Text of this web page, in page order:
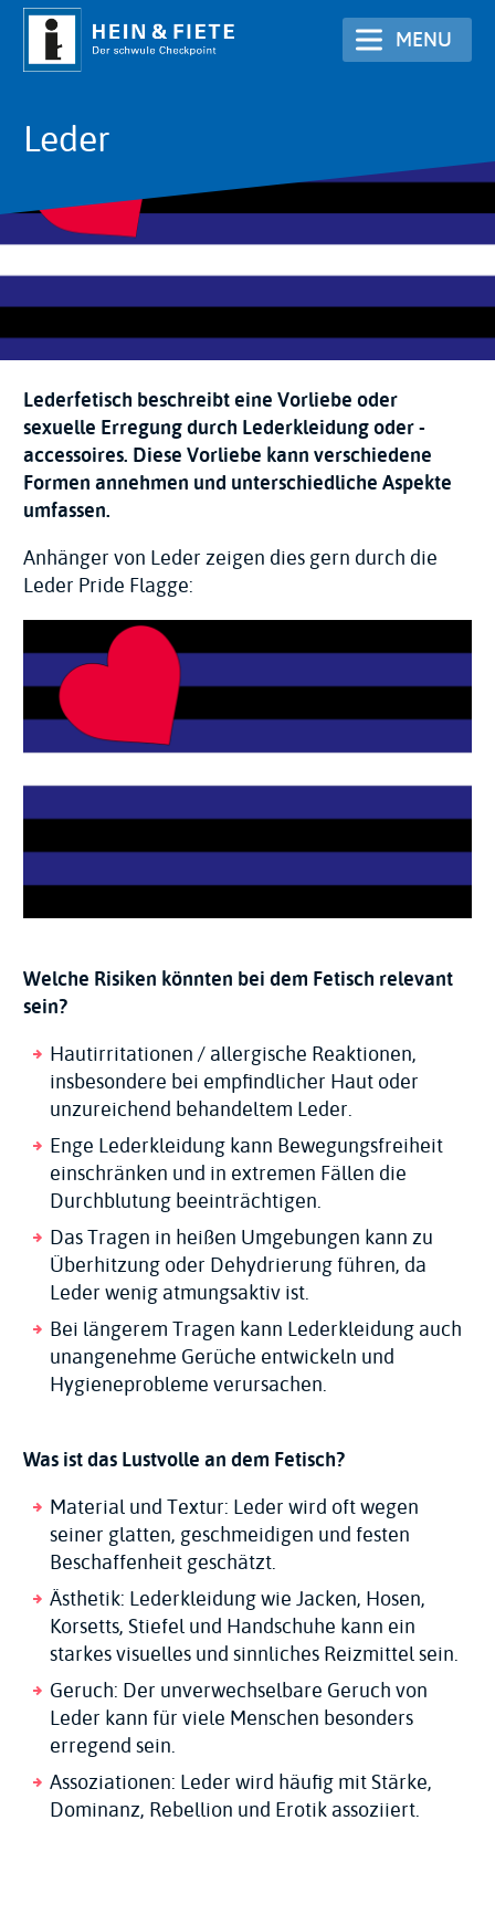
Aller
contenu
MENU
Leder
Lederfetisch beschreibt eine Vorliebe oder
sexuelle Erregung durch Lederkleidung oder -
accessoires. Diese Vorliebe kann verschiedene
Formen annehmen und unterschiedliche Aspekte
umfassen.
Anhänger von Leder zeigen dies gern durch die
Leder Pride Flagge:
Welche Risiken könnten bei dem Fetisch relevant
sein?
Hautirritationen / allergische Reaktionen,
insbesondere bei empfindlicher Haut oder
unzureichend behandeltem Leder.
Enge Lederkleidung kann Bewegungsfreiheit
einschränken und in extremen Fällen die
Durchblutung beeinträchtigen.
Das Tragen in heißen Umgebungen kann zu
Überhitzung oder Dehydrierung führen, da
Leder wenig atmungsaktiv ist.
Bei längerem Tragen kann Lederkleidung auch
unangenehme Gerüche entwickeln und
Hygieneprobleme verursachen.
Was ist das Lustvolle an dem Fetisch?
Material und Textur: Leder wird oft wegen
seiner glatten, geschmeidigen und festen
Beschaffenheit geschätzt.
Ästhetik: Lederkleidung wie Jacken, Hosen,
Korsetts, Stiefel und Handschuhe kann ein
starkes visuelles und sinnliches Reizmittel sein.
Geruch: Der unverwechselbare Geruch von
Leder kann für viele Menschen besonders
erregend sein.
Assoziationen: Leder wird häufig mit Stärke,
Dominanz, Rebellion und Erotik assoziiert.